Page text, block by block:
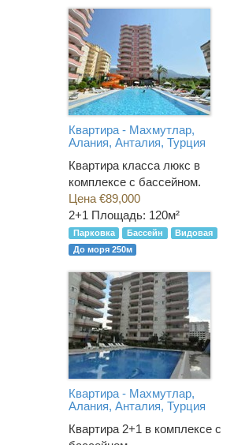
Квартира - Махмутлар,
Алания, Анталия, Турция
Квартира класса люкс в
комплексе с бассейном.
Цена €89,000
2+1 Площадь: 120м²
Парковка Бассейн
Видовая
До моря 250м
Квартира - Махмутлар,
Алания, Анталия, Турция
Квартира 2+1 в комплексе с